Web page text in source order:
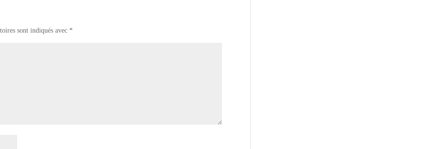
sont indiqués avec *